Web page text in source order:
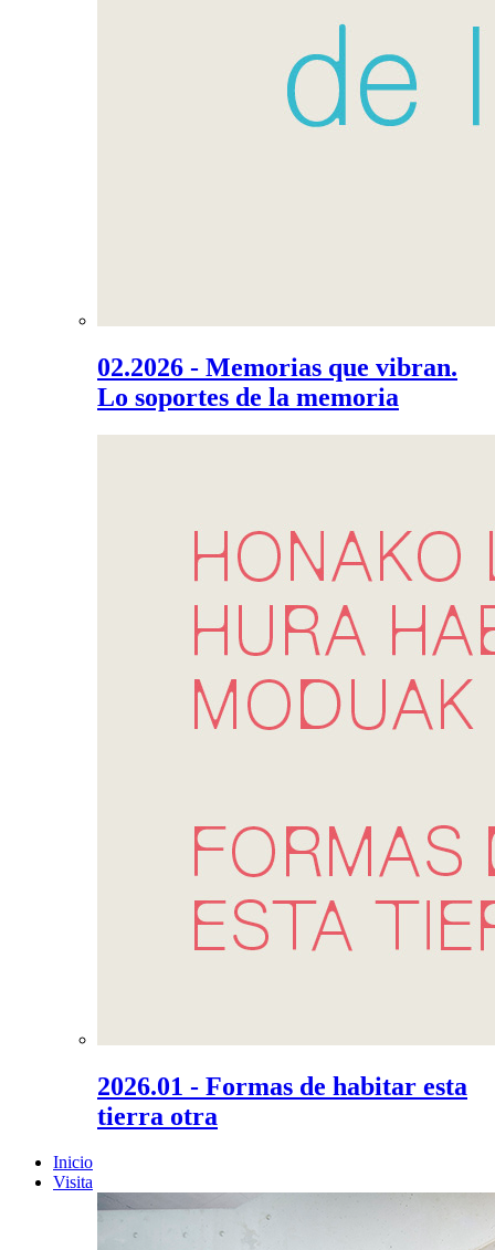
02.2026 - Memorias que vibran.
Lo soportes de la memoria
2026.01 - Formas de habitar esta
tierra otra
Inicio
Visita